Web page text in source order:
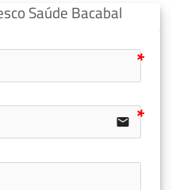
Saúde Bacabal
email